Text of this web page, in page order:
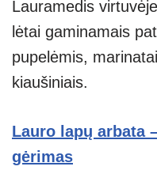
Lauramedis
lėtai gaminamais
pupelėmis,
kiaušiniais.
Lauro lapų arbata
gėrimas